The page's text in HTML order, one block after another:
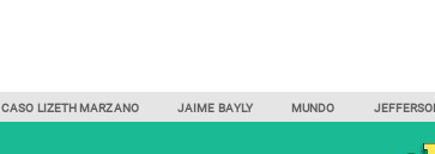
CASO LIZETH MARZANO JAIME BAYLY MUNDO